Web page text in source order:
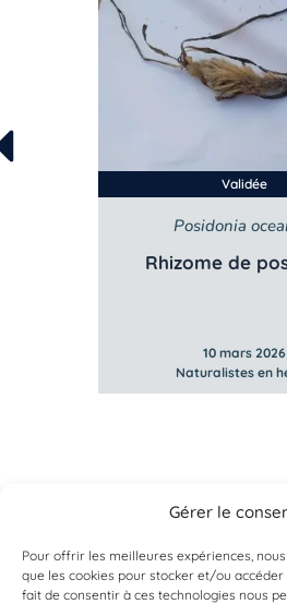
Gérer le
Pour offrir les meilleures expériences,
que les cookies pour stocker et/ou
fait de consentir à ces technologies nous
Validée
Posidonia
Rhizome de
10 mars 2026
Naturalistes en